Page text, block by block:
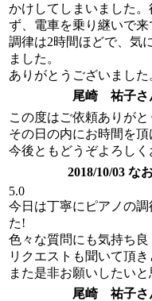
かけしてしまいました
ず、電車を乗り継いで来
調律は2時間ほどで、気
ました。
ありがとうございました
尾崎 祐子さ
この度はご依頼ありがと
その日の内にお時間を頂
今後ともどうぞよろしく
2018/10/03 な
5.0
今日は丁寧にピアノの
た!
色々な質問にも気持ち
リクエストも聞いて頂
また是非お願いしたいと
尾崎 祐子さ